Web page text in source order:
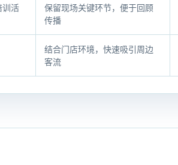
训活
保留现场关键环节，便于回顾
传播
结合门店环境，快速吸引周边
客流